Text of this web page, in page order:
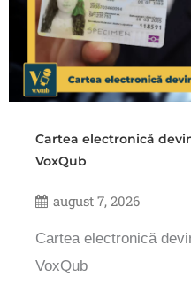
Cartea electronică
VoxQub
august 7, 2026
Cartea electronică
VoxQub